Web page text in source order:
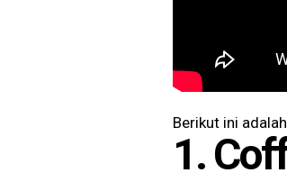
Berikut ini
1.